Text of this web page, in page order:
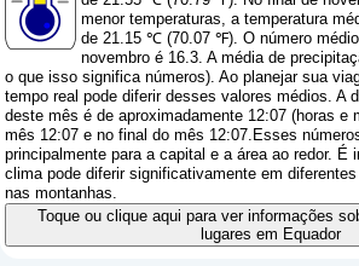
menor temperaturas, a temperatura
de 21.15 ℃ (70.07 ℉). O número
novembro é 16.3. A média de
o que isso significa números). Ao planejar sua
tempo real pode diferir desses valores médios. A
deste mês é de aproximadamente 12:07 (horas e
mês 12:07 e no final do mês 12:07.Esses
principalmente para a capital e a área ao redor. É
clima pode diferir significativamente em
nas montanhas.
Toque ou clique aqui para ver informações
lugares em Equador